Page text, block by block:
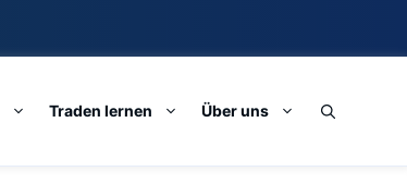
Traden lernen Über uns